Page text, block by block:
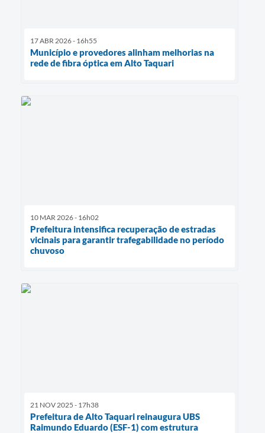
17 ABR 2026 - 16h55
Município e provedores alinham melhorias na
rede de fibra óptica em Alto Taquari
10 MAR 2026 - 16h02
Prefeitura intensifica recuperação de estradas
vicinais para garantir trafegabilidade no período
chuvoso
21 NOV 2025 - 17h38
Prefeitura de Alto Taquari reinaugura UBS
Raimundo Eduardo (ESF-1) com estrutura